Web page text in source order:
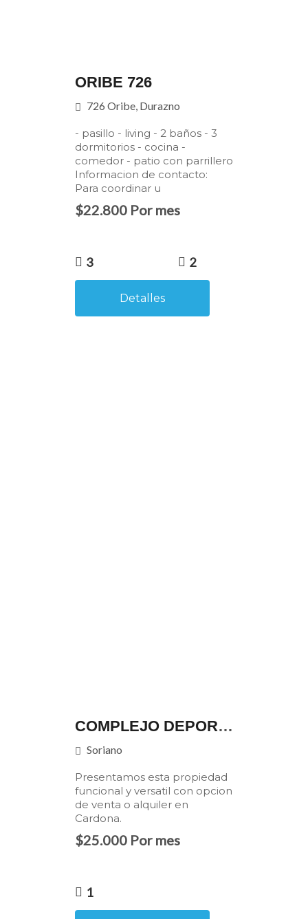
ORIBE 726
726 Oribe, Durazno
- pasillo - living - 2 baños - 3
dormitorios - cocina -
comedor - patio con parrillero
Informacion de contacto:
Para coordinar u
$22.800 Por mes
3 2
Detalles
COMPLEJO DEPORTIVO Y VIVIENDA EN CARDONA (SORIANO)
Soriano
Presentamos esta propiedad
funcional y versatil con opcion
de venta o alquiler en
Cardona.
$25.000 Por mes
1